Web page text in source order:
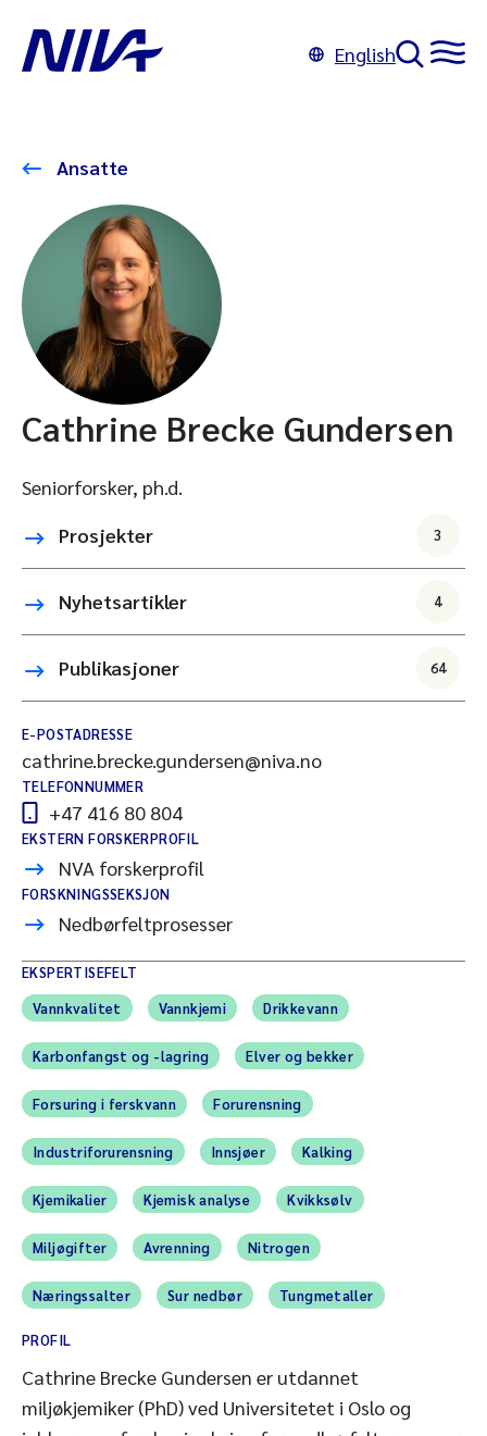
English
Ansatte
Cathrine Brecke Gundersen
Seniorforsker, ph.d.
Prosjekter
3
Nyhetsartikler 4
Publikasjoner 64
E-POSTADRESSE
cathrine.brecke.gundersen@niva.no
TELEFONNUMMER
+47 416 80 804
EKSTERN FORSKERPROFIL
NVA forskerprofil
FORSKNINGSSEKSJON
Nedbørfeltprosesser
EKSPERTISEFELT
Vannkvalitet
Vannkjemi Drikkevann
Karbonfangst og -lagring Elver og bekker
Forsuring i ferskvann Forurensning
Industriforurensning Innsjøer Kalking
Kjemikalier Kjemisk analyse Kvikksølv
Miljøgifter Avrenning Nitrogen
Næringssalter Sur nedbør Tungmetaller
PROFIL
Cathrine Brecke Gundersen er utdannet
miljøkjemiker (PhD) ved Universitetet i Oslo og